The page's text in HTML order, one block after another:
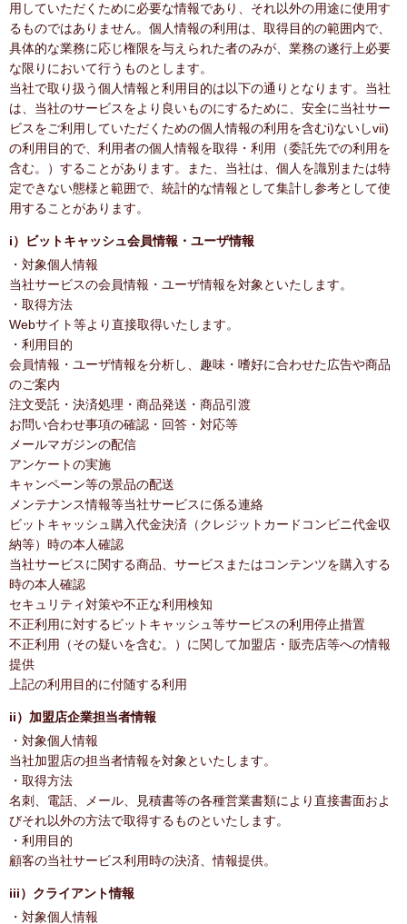
用していただくために必要な情報であり、それ以外の用途に使用す
るものではありません。個人情報の利用は、取得目的の範囲内で、
具体的な業務に応じ権限を与えられた者のみが、業務の遂行上必要
な限りにおいて行うものとします。
当社で取り扱う個人情報と利用目的は以下の通りとなります。当社
は、当社のサービスをより良いものにするために、安全に当社サー
ビスをご利用していただくための個人情報の利用を含むi)ないしvii)
の利用目的で、利用者の個人情報を取得・利用（委託先での利用を
含む。）することがあります。また、当社は、個人を識別または特
定できない態様と範囲で、統計的な情報として集計し参考として使
用することがあります。
i）ビットキャッシュ会員情報・ユーザ情報
・対象個人情報
当社サービスの会員情報・ユーザ情報を対象といたします。
・取得方法
Webサイト等より直接取得いたします。
・利用目的
会員情報・ユーザ情報を分析し、趣味・嗜好に合わせた広告や商品
のご案内
注文受託・決済処理・商品発送・商品引渡
お問い合わせ事項の確認・回答・対応等
メールマガジンの配信
アンケートの実施
キャンペーン等の景品の配送
メンテナンス情報等当社サービスに係る連絡
ビットキャッシュ購入代金決済（クレジットカードコンビニ代金収
納等）時の本人確認
当社サービスに関する商品、サービスまたはコンテンツを購入する
時の本人確認
セキュリティ対策や不正な利用検知
不正利用に対するビットキャッシュ等サービスの利用停止措置
不正利用（その疑いを含む。）に関して加盟店・販売店等への情報
提供
上記の利用目的に付随する利用
ii）加盟店企業担当者情報
・対象個人情報
当社加盟店の担当者情報を対象といたします。
・取得方法
名刺、電話、メール、見積書等の各種営業書類により直接書面およ
びそれ以外の方法で取得するものといたします。
・利用目的
顧客の当社サービス利用時の決済、情報提供。
iii）クライアント情報
・対象個人情報